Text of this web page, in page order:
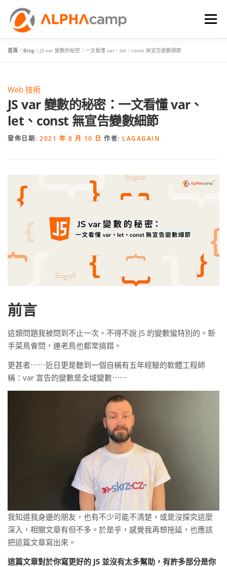
選單
FAQ
首頁 »Blog »JS var 變數的秘密：一文看懂 var、let、const 無宣告變數細節
Web 技術
JS var 變數的秘密：一文看懂 var、
let、const 無宣告變數細節
發佈日期: 2021 年 8 月 10 日 作者: LAGAGAIN
前言
這類問題我被問到不止一次。不得不說 JS 的變數蠻特別的。新
手菜鳥會問，連老鳥也都常搞錯。
更甚者⋯⋯近日更是聽到一個自稱有五年經驗的軟體工程師
稱：var 宣告的變數是全域變數⋯⋯
我知道我身邊的朋友，也有不少可能不清楚，或是沒探究這麼
深入，相關文章有但不多。於是乎，感覺我再想拖延，也應該
把這篇文章寫出來。
這篇文章對於你寫更好的 JS 並沒有太多幫助，有許多部分是你